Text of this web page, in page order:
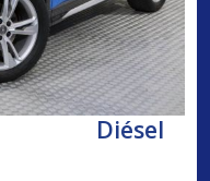
Diésel